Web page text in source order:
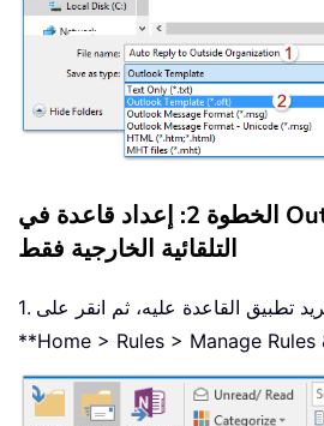
الخطوة 2: إعداد قاعدة في Outlook للردود
التلقائية الخارجية فقط
1. حدد مجلد البريد الذي تريد تطبيق القاعدة عليه، ثم انقر على
**Home > Rules > Manage Rules